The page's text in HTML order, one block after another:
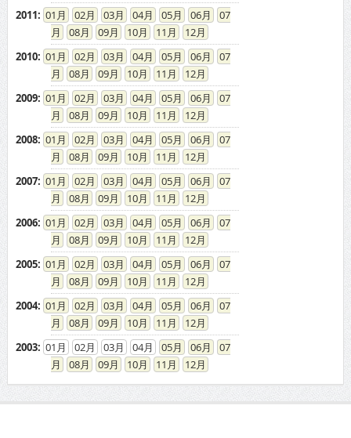
2011: 01 02 03 04 05 06
07
08
09 10 11
12
2010: 01 02 03 04 05 06
07
08
09 10 11
12
2009: 01 02 03 04 05 06
07
08
09 10 11
12
2008: 01 02 03 04 05 06
07
08
09 10 11
12
2007: 01 02 03 04 05 06
07
08
09 10 11
12
2006: 01 02 03 04 05 06
07
08
09 10 11
12
2005: 01 02 03 04 05 06
07
08
09 10 11
12
2004: 01 02 03 04 05 06
07
08
09 10 11
12
2003: 01 02 03 04 05 06
07
08
09 10 11 12